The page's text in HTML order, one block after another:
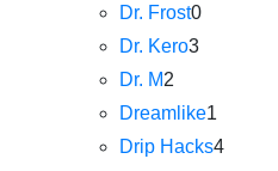
Dr. Frost0
Dr. Kero3
Dr. M2
Dreamlike1
Drip Hacks4